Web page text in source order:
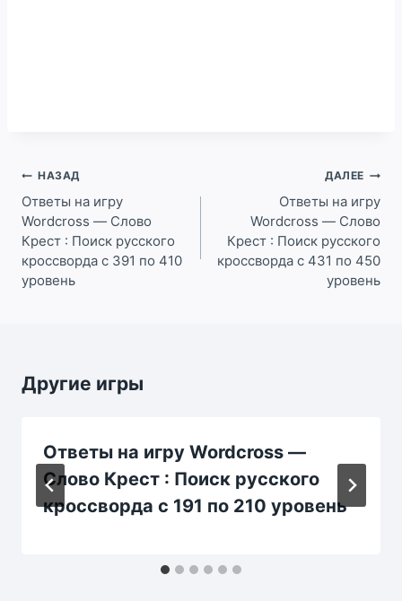
Навигация
по
записям
НАЗАД
Ответы на игру
Wordcross — Слово
Крест : Поиск русского
кроссворда с 391 по 410
уровень
ДАЛЕЕ
Ответы на игру
Wordcross — Слово
Крест : Поиск русского
кроссворда с 431 по 450
уровень
Другие игры
Ответы на игру Wordcross —
Слово Крест : Поиск русского
кроссворда с 191 по 210 уровень